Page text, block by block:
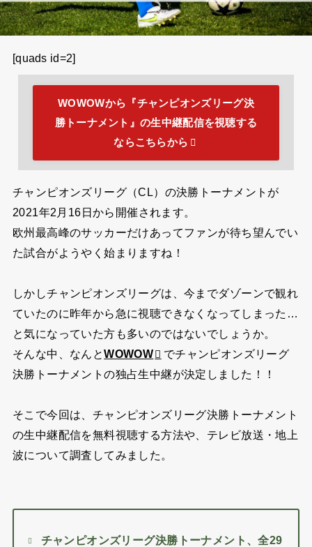
[quads id=2]
WOWOWから『チャンピオンズリーグ決
勝トーナメント』の生中継配信を視聴する
ならこちらから
チャンピオンズリーグ（CL）の決勝トーナメントが
2021年2月16日から開催されます。
欧州最高峰のサッカーだけあってファンが待ち望んでい
た試合がようやく始まりますね！
しかしチャンピオンズリーグは、今までダゾーンで観れ
ていたのに昨年から急に視聴できなくなってしまった…
と気になっていた方も多いのではないでしょうか。
そんな中、なんとWOWOW
でチャンピオンズリーグ
決勝トーナメントの独占生中継が決定しました！！
そこで今回は、チャンピオンズリーグ決勝トーナメント
の生中継配信を無料視聴する方法や、テレビ放送・地上
波について調査してみました。
チャンピオンズリーグ決勝トーナメント、全29